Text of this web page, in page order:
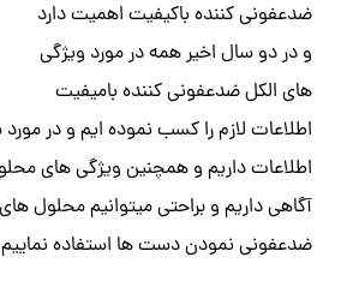
ضدعفونی کننده باکیفیت اهمیت دارد
و در دو سال اخیر همه در مورد ویژگی
های الکل ضدعفونی کننده بامیفیت
اطلاعات لازم را کسب نموده ایم و در
اطلاعات داریم و همچنین ویژگی های
آگاهی داریم و براحتی میتوانیم محلول
ضدعفونی نمودن دست ها استفاده